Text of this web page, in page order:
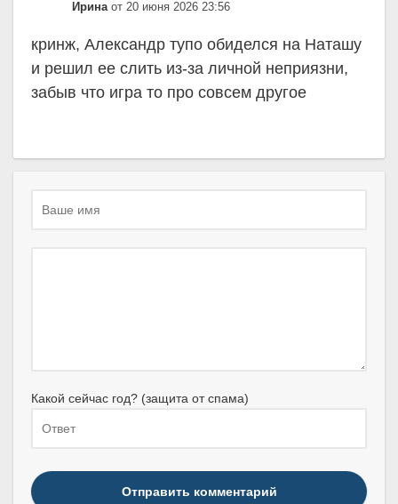
Ирина от 20 июня 2026 23:56
кринж, Александр тупо обиделся на Наташу
и решил ее слить из-за личной неприязни,
забыв что игра то про совсем другое
Какой сейчас год? (защита от спама)
Отправить комментарий